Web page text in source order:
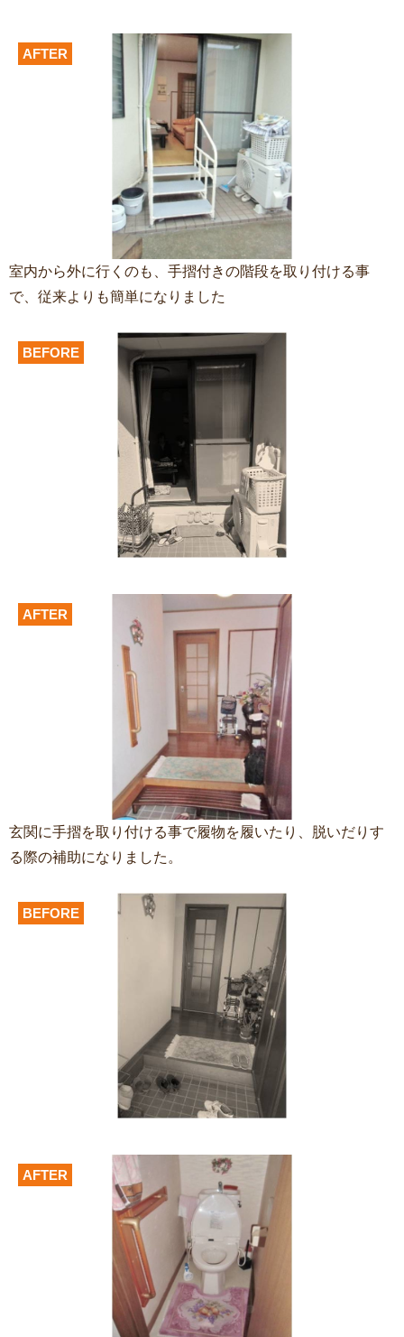
AFTER
室内から外に行くのも、手摺付きの階段を取り付ける事
で、従来よりも簡単になりました
BEFORE
AFTER
玄関に手摺を取り付ける事で履物を履いたり、脱いだりす
る際の補助になりました。
BEFORE
AFTER